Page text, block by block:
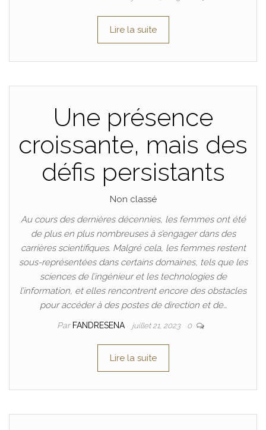
Lire la suite
Une présence
croissante, mais des
défis persistants
Non classé
Au cours des dernières décennies, les femmes ont été
de plus en plus nombreuses à s’engager dans des
carrières scientifiques. Malgré cela, les femmes restent
sous-représentées dans certains domaines, tels que les
sciences de l’ingénieur et les technologies de
l’information, et elles rencontrent encore des obstacles
pour accéder à des postes de direction et de…
Par FANDRESENA juillet 21, 2023 0
Lire la suite